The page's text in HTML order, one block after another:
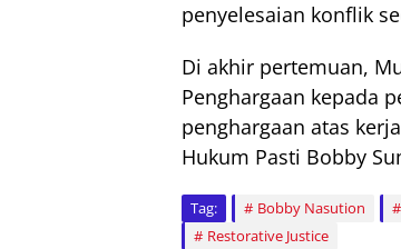
penyelesaian konflik
Di akhir pertemuan,
Penghargaan kepada
penghargaan atas
Hukum Pasti Bobby
Tag: Bobby Nasution
Restorative Justice